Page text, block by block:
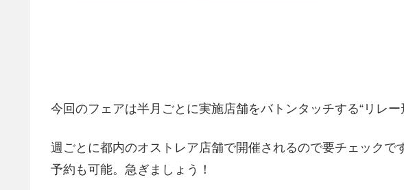
今回のフェアは半月ごとに実施店舗をバトンタッチする“リレー
週ごとに都内のオストレア店舗で開催されるので要チェックで
予約も可能。急ぎましょう！